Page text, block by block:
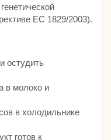
ЕС 1829/2003).
остудить
в молоко и
в холодильнике
готов к